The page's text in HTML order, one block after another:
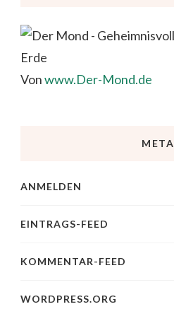
Vonwww.Der-Mond.de
META
ANMELDEN
EINTRAGS-FEED
KOMMENTAR-FEED
WORDPRESS.ORG